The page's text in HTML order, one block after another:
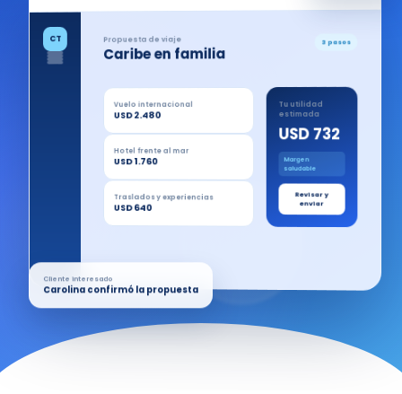
CT Propuesta de viaje
Caribe en familia
3 pasos
Vuelo internacional
USD 2.480
Hotel frente al mar
USD 1.760
Traslados y experiencias
USD 640
Tu utilidad
estimada
USD 732
Margen
saludable
Revisar y
enviar
Cliente interesado
Carolina confirmó la propuesta